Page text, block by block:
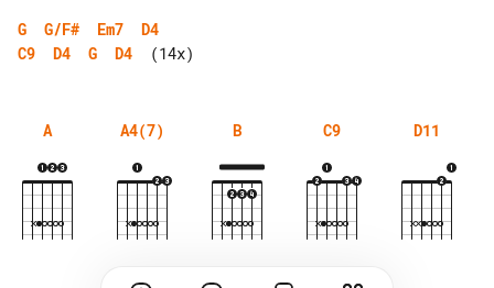
G G/F# Em7
D4
C9
D4 G D4
A A4(7) B C9 D11